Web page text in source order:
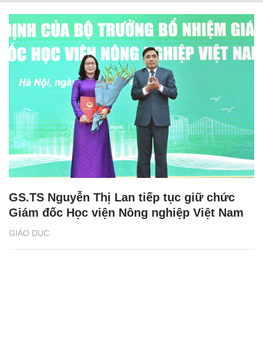
GIÁO DỤC
GS.TS Nguyễn Thị Lan tiếp tục giữ chức
Giám đốc Học viện Nông nghiệp Việt Nam